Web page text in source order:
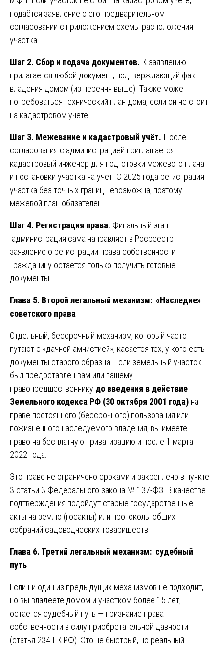
подаётся заявление о его предварительном
согласовании с приложением схемы расположения
участка.
Шаг 2. Сбор и подача документов. К заявлению
прилагается любой документ, подтверждающий факт
владения домом (из перечня выше). Также может
потребоваться технический план дома, если он не стоит
на кадастровом учёте.
Шаг 3. Межевание и кадастровый учёт. После
согласования с администрацией приглашается
кадастровый инженер для подготовки межевого плана
и постановки участка на учёт. С 2025 года регистрация
участка без точных границ невозможна, поэтому
межевой план обязателен.
Шаг 4. Регистрация права. Финальный этап:
администрация сама направляет в Росреестр
заявление о регистрации права собственности.
Гражданину остаётся только получить готовые
документы.
Глава 5. Второй легальный механизм: «Наследие»
советского права
Отдельный, бессрочный механизм, который часто
путают с «дачной амнистией», касается тех, у кого есть
документы старого образца. Если земельный участок
был предоставлен вам или вашему
правопредшественнику до введения в действие
Земельного кодекса РФ (30 октября 2001 года) на
праве постоянного (бессрочного) пользования или
пожизненного наследуемого владения, вы имеете
право на бесплатную приватизацию и после 1 марта
2022 года.
Это право не ограничено сроками и закреплено в пункте
3 статьи 3 Федерального закона № 137-ФЗ. В качестве
подтверждения подойдут старые государственные
акты на землю (госакты) или протоколы общих
собраний садоводческих товариществ.
Глава 6. Третий легальный механизм: судебный
путь
Если ни один из предыдущих механизмов не подходит,
но вы владеете домом и участком более 15 лет,
остаётся судебный путь — признание права
собственности в силу приобретательной давности
(статья 234 ГК РФ). Это не быстрый, но реальный